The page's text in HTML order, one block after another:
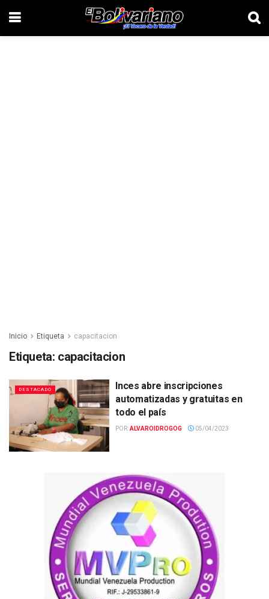
Inicio Etiqueta capacitacion
Etiqueta: capacitacion
DESTACADO
Inces abre inscripciones
automatizadas y gratuitas en
todo el país
POR:ALVAROIDROGOG 05/04/2023